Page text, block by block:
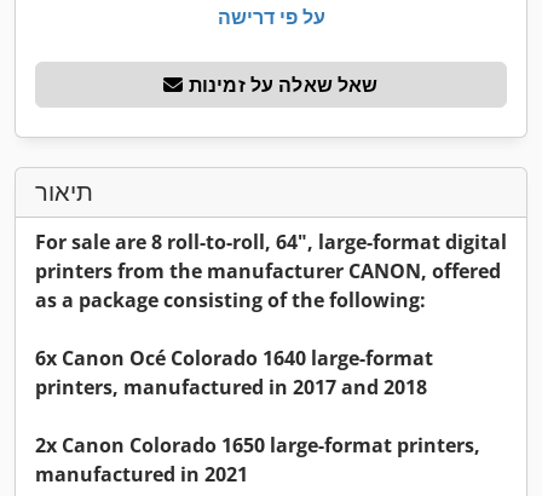
על פי דרישה
שאל שאלה על זמינות
תיאור
For sale are 8 roll-to-roll, 64", large-format digital
printers from the manufacturer CANON, offered
as a package consisting of the following:
6x Canon Océ Colorado 1640 large-format
printers, manufactured in 2017 and 2018
2x Canon Colorado 1650 large-format printers,
manufactured in 2021